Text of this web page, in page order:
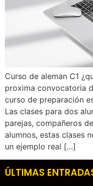
Curso de aleman C1
proxima convocatoria
curso de preparación
Las clases para dos
parejas, compañeros
alumnos, estas clases
un ejemplo real […]
ÚLTIMAS